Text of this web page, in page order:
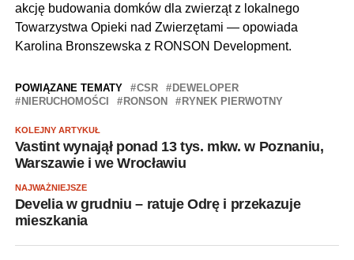
akcję budowania domków dla zwierząt z lokalnego
Towarzystwa Opieki nad Zwierzętami — opowiada
Karolina Bronszewska z RONSON Development.
POWIĄZANE TEMATY CSR
DEWELOPER
NIERUCHOMOŚCI
RONSON RYNEK PIERWOTNY
KOLEJNY ARTYKUŁ
Vastint wynajął ponad 13 tys. mkw. w Poznaniu,
Warszawie i we Wrocławiu
NAJWAŻNIEJSZE
Develia w grudniu – ratuje Odrę i przekazuje
mieszkania